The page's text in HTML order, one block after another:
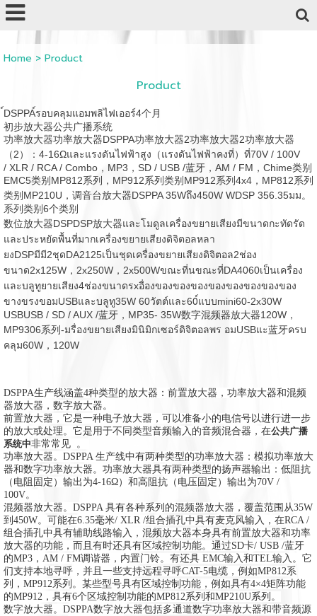
Home> Product
Product
์DSPPA์รอบคลุมแอมพลิไฟเออร์4个月
初步放大器公共广播系统
功率放大器功率放大器DSPPA功率放大器2功率放大器2功率放大器
（2）：4-16Ωและแรงดันไฟฟ้าสูง（แรงดันไฟฟ้าคงที่）ที่70V / 100V
/ XLR / RCA / Combo，MP3，SD / USB /蓝牙，AM / FM，Chime类别
EMC5类别MP812系列，MP912系列类别MP912系列4x4，MP812系列
类别MP210U， 调音台放大器DSPPA 35Wถึง450W WDSP 356.35มม。
系列类别6个类别
数位放大器DSPDSP放大器และโมดูลเครื่องขยายเสียงมีขนาดกะทัดรัด
และประหยัดพื้นที่มากเครื่องขยายเสียงดิจิตอลหลา
ยงDSPมีมี2ชุดDA2125เป็นชุดเครื่องขยายเสียงดิจิตอล2ช่อง
ขนาด2x125W，2x250W，2x500Wขณะที่นขณะที่DA4060เป็นเครื่อง
และบลูทูยายเสียง4ช่องขนาดรxอื่องของของของของของของของของ
ขางขรงขอมUSBและบลูทู35W 60วัตต์และ60์แบบmini60-2x30W
USBUSB / SD / AUX /蓝牙，MP35- 35W数字混频器放大器120W，
MP9306系列-มรื่องขยายเสียงมินิมิกเซอร์ดิจิตอลพร อมUSBแะ蓝牙ครบ
คลุม60W，120W
DSPPA生产线涵盖4种类型的放大器：前置放大器，功率放大器和混频
器放大器，数字放大器。
前置放大器，它是一种电子放大器，可以准备小的电信号以进行进一步
的放大或处理。 它是用于不同类型音频输入的音频混合器，在公共广播
系统中非常常见 。
功率放大器。DSPPA 生产线中有两种类型的功率放大器：模拟功率放大
器和数字功率放大器。 功率放大器具有两种类型的扬声器输出：低阻抗
（电阻固定）输出为4-16Ω）和高阻抗（电压固定）输出为70V /
100V。
混频器放大器。DSPPA 具有各种系列的混频器放大器，覆盖范围从35W
到450W。 可能在6.35毫米/ XLR /组合插孔中具有麦克风输入，在RCA /
组合插孔中具有辅助线路输入， 混频放大器本身具有前置放大器和功率
放大器的功能，而且有时还具有区域控制功能。 通过SD卡/ USB /蓝牙
的MP3，AM / FM调谐器，内置门铃。 有还具 EMC输入和TEL输入。 它
们支持本地寻呼，并且一些支持远程寻呼CAT-5电缆，例如MP812系
列，MP912系列。 某些型号具有区域控制功能，例如具有4×4矩阵功能
的MP912，具有6个区域控制功能的MP812系列和MP210U系列。
数字放大器。 DSPPA数字放大器包括多通道数字功率放大器和带音频源